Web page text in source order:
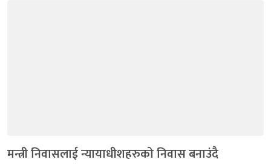
मन्त्री निवासलाई न्यायाधीशहरुको निवास बनाउंदै